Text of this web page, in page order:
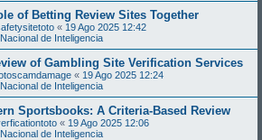
of Betting Review Sites Together
« 19 Ago 2025 12:42
de Inteligencia
of Gambling Site Verification Services
« 19 Ago 2025 12:24
de Inteligencia
Sportsbooks: A Criteria-Based Review
« 19 Ago 2025 12:06
de Inteligencia